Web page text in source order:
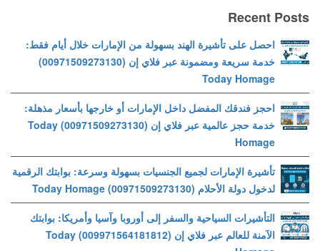
Recent Posts
احصل على تأشيرة الهند بسهولة من الإمارات خلال أيام فقط:
خدمة سريعة ومضمونة عبر فلاي إن (00971509273130)
Today Homage
احجز فندقك المفضل داخل الإمارات أو خارجها بأسعار مذهلة:
خدمة حجز عالمية عبر فلاي إن (00971509273130) Today
Homage
تأشيرة الإمارات لجميع الجنسيات بسهولة وسرعة: بوابتك الرقمية
لدخول دولة الأحلام (00971509273130) Today Homage
التأشيرات السياحية والسفر إلى أوروبا وآسيا وأمريكا: بوابتك
الآمنة للعالم عبر فلاي إن (009971564181812) Today